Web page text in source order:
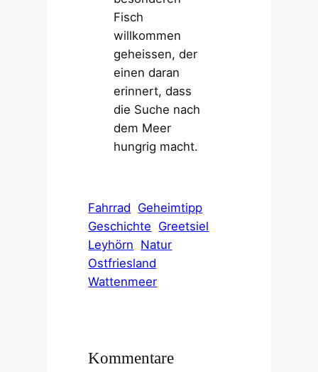
Fisch
willkommen
geheissen, der
einen daran
erinnert, dass
die Suche nach
dem Meer
hungrig macht.
Fahrrad Geheimtipp
Geschichte Greetsiel
Leyhörn Natur
Ostfriesland
Wattenmeer
Kommentare